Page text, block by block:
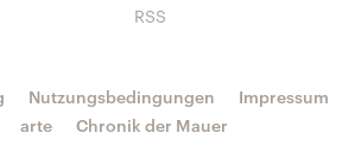
RSS
Nutzungsbedingungen
Impressum
arte Chronik der Mauer